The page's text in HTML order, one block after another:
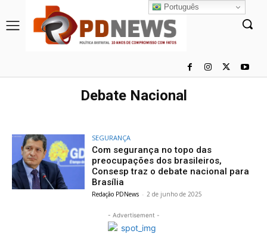
Debate Nacional
SEGURANÇA
Com segurança no topo das
preocupações dos brasileiros,
Consesp traz o debate nacional para
Brasília
Redação PDNews - 2 de junho de 2025
- Advertisement -
Português